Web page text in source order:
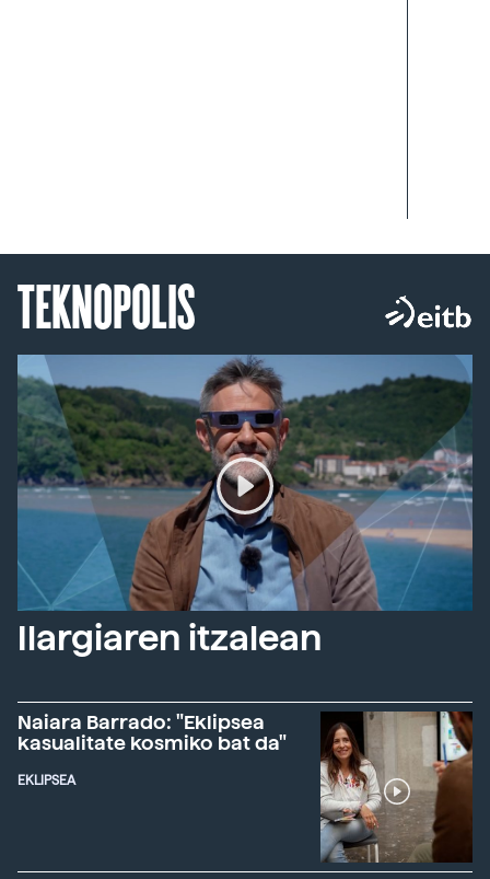
TEKNOPOLIS
Ilargiaren itzalean
Naiara Barrado: "Eklipsea
kasualitate kosmiko bat da"
EKLIPSEA